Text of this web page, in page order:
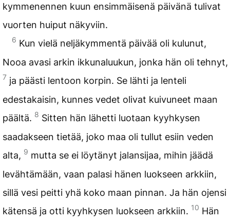
kymmenennen kuun ensimmäisenä päivänä tulivat
vuorten huiput näkyviin.
6 Kun vielä neljäkymmentä päivää oli kulunut,
Nooa avasi arkin ikkunaluukun, jonka hän oli tehnyt,
7 ja päästi lentoon korpin. Se lähti ja lenteli
edestakaisin, kunnes vedet olivat kuivuneet maan
päältä. 8 Sitten hän lähetti luotaan kyyhkysen
saadakseen tietää, joko maa oli tullut esiin veden
alta, 9 mutta se ei löytänyt jalansijaa, mihin jäädä
levähtämään, vaan palasi hänen luokseen arkkiin,
sillä vesi peitti yhä koko maan pinnan. Ja hän ojensi
kätensä ja otti kyyhkysen luokseen arkkiin. 10 Hän